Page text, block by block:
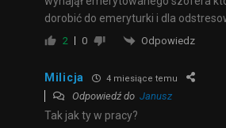
dorobić do emeryturki i dla
2 0 Odpowiedz
Milicja 4 miesiące temu
Odpowiedź do Janusz
Tak jak ty w pracy?